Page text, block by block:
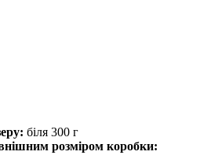
біля 300 г
розміром коробки: